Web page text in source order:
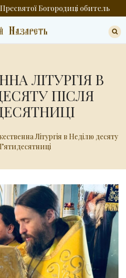
Богородиці обитель
ЛІТУРГІЯ В
ПІСЛЯ
Літургія в Неділю десяту